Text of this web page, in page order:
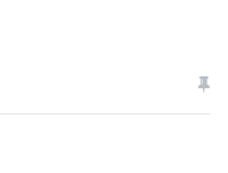
में धक्का… आरोपियों ने